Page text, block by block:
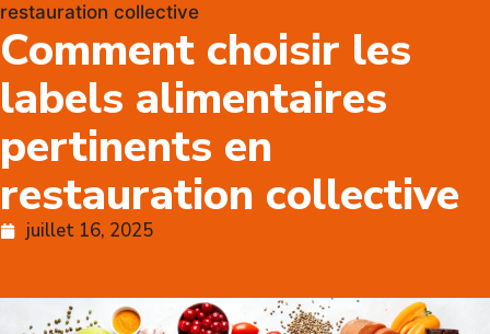
restauration collective
Comment choisir les
labels alimentaires
pertinents en
restauration collective
juillet 16, 2025